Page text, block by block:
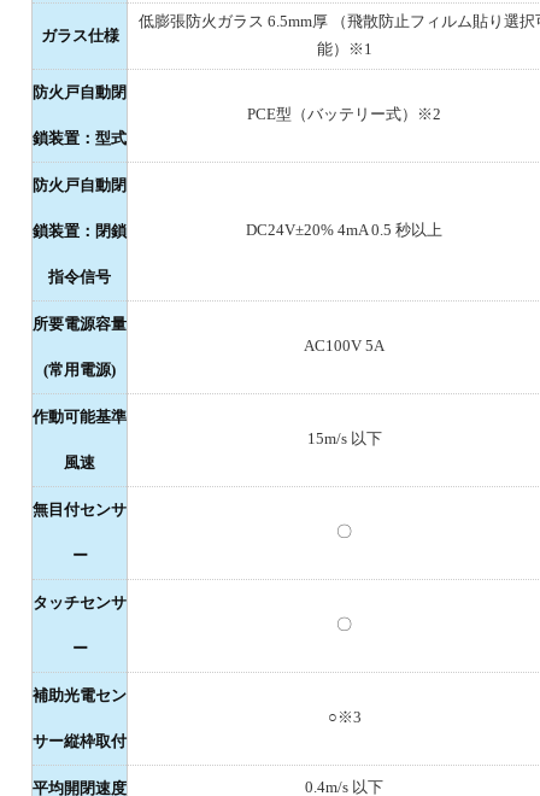
ガラス仕様
低膨張防火ガラス 6.5mm厚 （飛散防止フィルム貼り選択
能）※1
防火戸自動閉
鎖装置：型式
PCE型（バッテリー式）※2
防火戸自動閉
鎖装置：閉鎖
指令信号
DC24V±20% 4mA 0.5 秒以上
所要電源容量
(常用電源)
AC100V 5A
作動可能基準
風速
15m/s 以下
無目付センサ
ー
〇
タッチセンサ
ー
〇
補助光電セン
サー縦枠取付
○※3
平均開閉速度 0.4m/s 以下